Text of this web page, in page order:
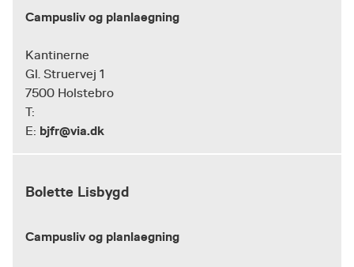
Campusliv og planlaegning
Kantinerne
Gl. Struervej 1
7500 Holstebro
T:
E: bjfr@via.dk
Bolette Lisbygd
Campusliv og planlaegning